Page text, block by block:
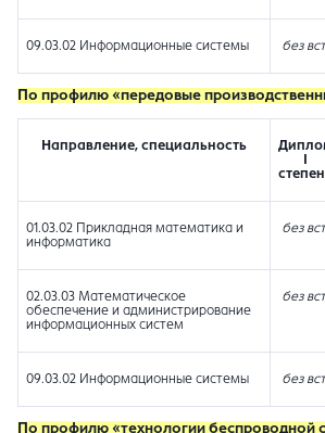
09.03.02 Информационные системы без
По профилю «передовые
Направление, специальность
01.03.02 Прикладная математика и
информатика
без
02.03.03 Математическое
обеспечение и администрирование
информационных систем
без
09.03.02 Информационные системы без
По профилю «технологии беспроводной